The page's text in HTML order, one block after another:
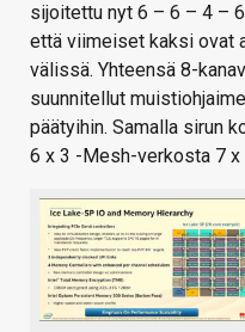
sijoitettu nyt 6 – 6 – 4 –
että viimeiset kaksi ovat
välissä. Yhteensä 8-
suunnitellut
päätyihin. Samalla sirun
6 x 3 -Mesh-verkosta 7